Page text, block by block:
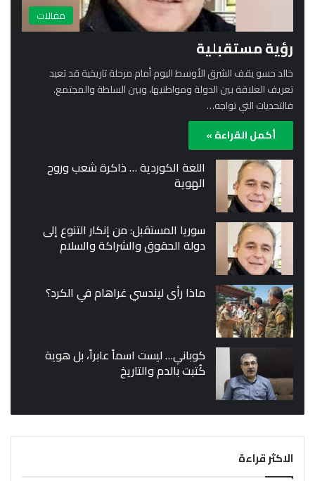
مقالات
رؤية مستقبلية
خالد حسو يقف الشرق الأوسط اليوم أمام مرحلة تاريخية قد تعيد
تعريف العلاقة بين الدولة ومواطنيها، وبين السلطة والمجتمع.
فالتحديات التي تواجه…
أكمل القراءة »
اللغة الكوردية … ذاكرة شعب وروح
الهوية
سوريا المستقبل: من إنكار التنوع إلى
دولة الحقوق والشراكة والسلام
ماذا رأى ليندسي غراهام في الكرد؟
كوباني… ليست اسماً عابراً، بل هوية
كُتبت بالدم والتاريخ
الاكثر قراءة